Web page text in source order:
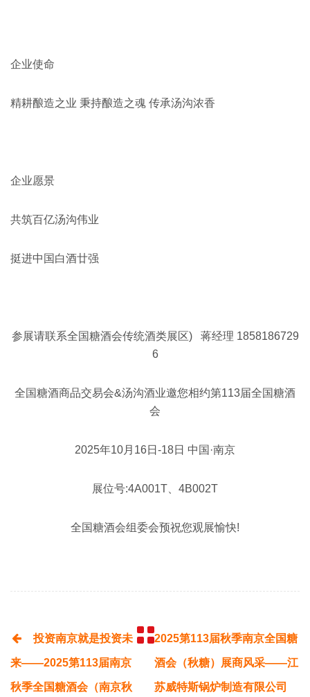
企业使命
精耕酿造之业 秉持酿造之魂 传承汤沟浓香
企业愿景
共筑百亿汤沟伟业
挺进中国白酒廿强
参展请联系全国糖酒会传统酒类展区) 蒋经理 1858186729
6
全国糖酒商品交易会&汤沟酒业邀您相约第113届全国糖酒
会
2025年10月16日-18日 中国·南京
展位号:4A001T、4B002T
全国糖酒会组委会预祝您观展愉快!
投资南京就是投资未
来——2025第113届南京
秋季全国糖酒会（南京秋
2025第113届秋季南京全国糖
酒会（秋糖）展商风采——江
苏威特斯锅炉制造有限公司